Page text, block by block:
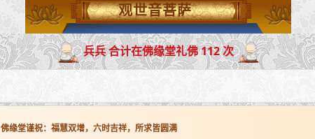
观世音菩萨
兵兵 合计在佛缘堂礼佛 112 次
佛缘堂谨祝：福慧双增，六时吉祥，所求皆圆满